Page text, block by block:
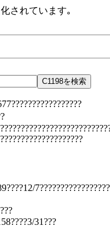
されています｡
31???